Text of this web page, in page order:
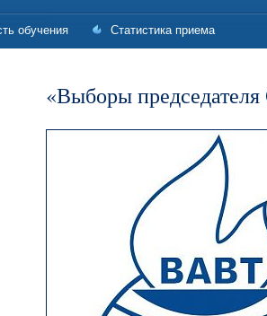
обучения Статистика приема
«Выборы председателя